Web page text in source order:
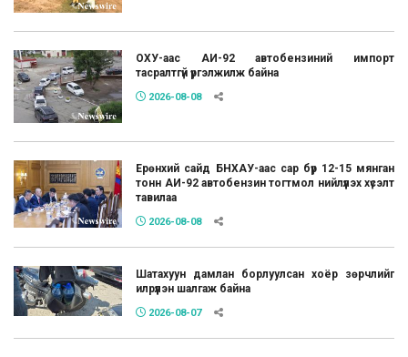
ОХУ-аас АИ-92 автобензиний импорт
тасралтгүй үргэлжилж байна
2026-08-08
Ерөнхий сайд БНХАУ-аас сар бүр 12-15 мянган
тонн АИ-92 автобензин тогтмол нийлүүлэх хүсэлт
тавилаа
2026-08-08
Шатахуун дамлан борлуулсан хоёр зөрчлийг
илрүүлэн шалгаж байна
2026-08-07